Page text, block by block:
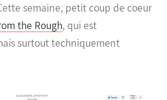
semaine, petit coup de coeur
the Rough, qui est
surtout techniquement